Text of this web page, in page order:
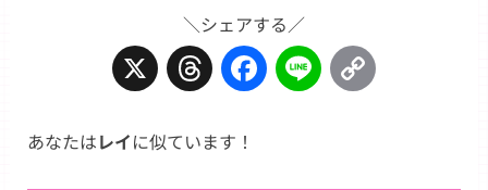
＼シェアする／
X
ThreadsFacebook
Line
あなたはレイに似ています！